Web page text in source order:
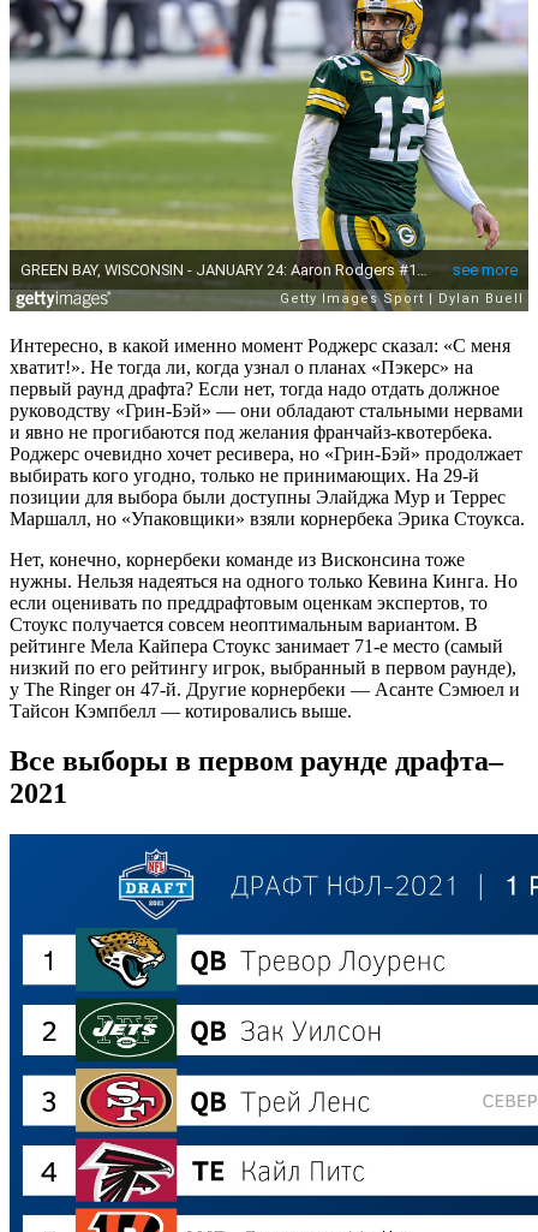
Интересно, в какой именно момент Роджерс сказал: «С меня
хватит!». Не тогда ли, когда узнал о планах «Пэкерс» на
первый раунд драфта? Если нет, тогда надо отдать должное
руководству «Грин-Бэй» — они обладают стальными нервами
и явно не прогибаются под желания франчайз-квотербека.
Роджерс очевидно хочет ресивера, но «Грин-Бэй» продолжает
выбирать кого угодно, только не принимающих. На 29-й
позиции для выбора были доступны Элайджа Мур и Террес
Маршалл, но «Упаковщики» взяли корнербека Эрика Стоукса.
Нет, конечно, корнербеки команде из Висконсина тоже
нужны. Нельзя надеяться на одного только Кевина Кинга. Но
если оценивать по преддрафтовым оценкам экспертов, то
Стоукс получается совсем неоптимальным вариантом. В
рейтинге Мела Кайпера Стоукс занимает 71-е место (самый
низкий по его рейтингу игрок, выбранный в первом раунде),
у The Ringer он 47-й. Другие корнербеки — Асанте Сэмюел и
Тайсон Кэмпбелл — котировались выше.
Все выборы в первом раунде драфта–
2021